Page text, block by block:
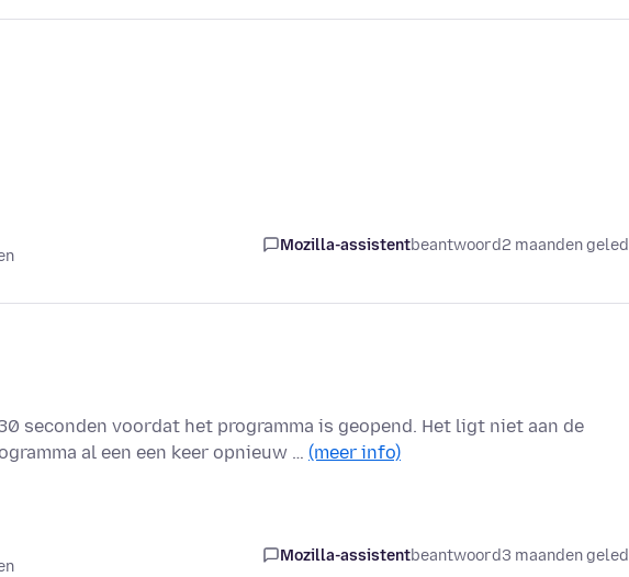
Mozilla-assistentbeantwoord2 maanden
seconden voordat het programma is geopend. Het ligt niet aan de
al een een keer opnieuw … (meer info)
Mozilla-assistentbeantwoord3 maanden